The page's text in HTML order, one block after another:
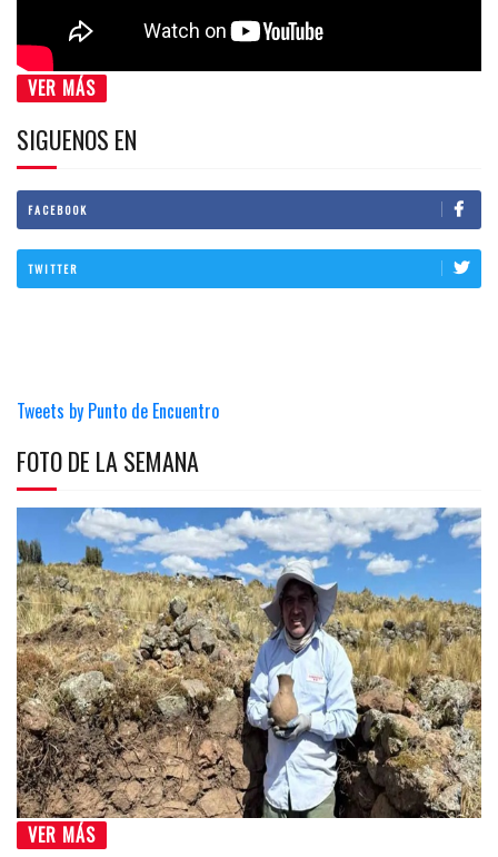
VER MÁS
SIGUENOS EN
FACEBOOK
TWITTER
Tweets by Punto de Encuentro
FOTO DE LA SEMANA
VER MÁS